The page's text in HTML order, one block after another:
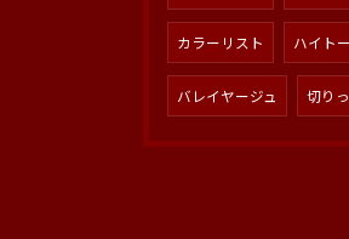
カラーリスト ハイト
バレイヤージュ 切り